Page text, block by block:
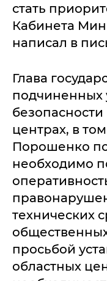
стать
Кабинета
написал в
Глава
подчиненных
безопасности
центрах, в
Порошенко
необходимо
технических
просьбой
областных